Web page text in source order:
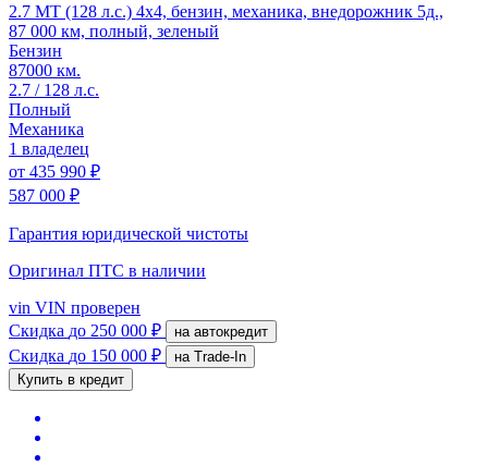
2.7 MT (128 л.с.) 4x4, бензин, механика, внедорожник 5д.,
87 000 км, полный, зеленый
Бензин
87000 км.
2.7 / 128 л.с.
Полный
Механика
1 владелец
от 435 990 ₽
587 000 ₽
Гарантия юридической чистоты
Оригинал ПТС в наличии
vin VIN проверен
Скидка до 250 000 ₽ на автокредит
Скидка до 150 000 ₽
на Trade-In
Купить в кредит